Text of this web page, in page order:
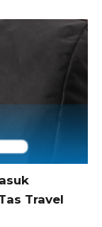
Travel